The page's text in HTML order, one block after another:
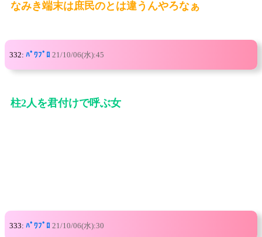
なみき端末は庶民のとは違うんやろなぁ
332: ﾊﾟﾜﾌﾟﾛ 21/10/06(水):45
柱2人を君付けで呼ぶ女
333: ﾊﾟﾜﾌﾟﾛ 21/10/06(水):30